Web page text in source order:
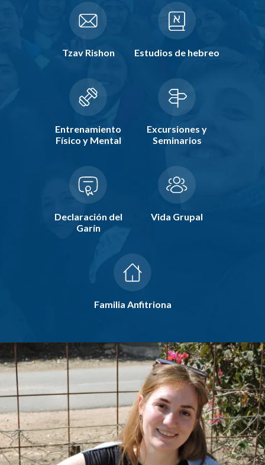
Tzav Rishon Estudios de hebreo
Entrenamiento
Físico y Mental
Excursiones y
Seminarios
Declaración del
Garín
Vida Grupal
Familia Anfitriona